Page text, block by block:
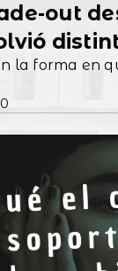
out
la forma en